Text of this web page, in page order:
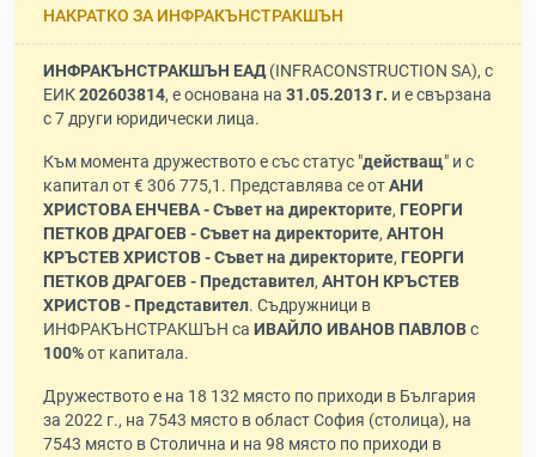
НАКРАТКО ЗА ИНФРАКЪНСТРАКШЪН
ИНФРАКЪНСТРАКШЪН ЕАД(INFRACONSTRUCTION SA), с
ЕИК202603814, е основана на 31.05.2013 г. и е свързана
с 7 други юридически лица.
Към момента дружеството е със статус "действащ" и с
капитал от € 306 775,1. Представлява се отАНИ
ХРИСТОВА ЕНЧЕВА - Съвет на директорите, ГЕОРГИ
ПЕТКОВ ДРАГОЕВ - Съвет на директорите, АНТОН
КРЪСТЕВ ХРИСТОВ - Съвет на директорите, ГЕОРГИ
ПЕТКОВ ДРАГОЕВ - Представител, АНТОН КРЪСТЕВ
ХРИСТОВ - Представител. Съдружници в
ИНФРАКЪНСТРАКШЪН са ИВАЙЛО ИВАНОВ ПАВЛОВс
100%от капитала.
Дружеството е на 18 132 място по приходи в България
за 2022 г., на 7543 място в област София (столица), на
7543 място в Столична и на 98 място по приходи в